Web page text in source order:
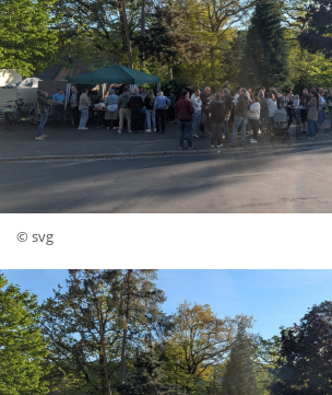
© svg